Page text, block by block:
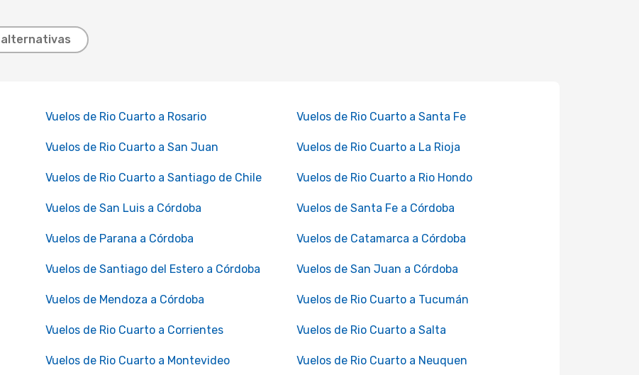
Vuelos de Rio Cuarto a Rosario Vuelos de Rio Cuarto a Santa Fe
Vuelos de Rio Cuarto a San Juan Vuelos de Rio Cuarto a La Rioja
Vuelos de Rio Cuarto a Santiago de Chile Vuelos de Rio Cuarto a Rio Hondo
Vuelos de San Luis a Córdoba Vuelos de Santa Fe a Córdoba
Vuelos de Parana a Córdoba Vuelos de Catamarca a Córdoba
Vuelos de Santiago del Estero a Córdoba Vuelos de San Juan a Córdoba
Vuelos de Mendoza a Córdoba Vuelos de Rio Cuarto a Tucumán
Vuelos de Rio Cuarto a Corrientes Vuelos de Rio Cuarto a Salta
Vuelos de Rio Cuarto a Montevideo Vuelos de Rio Cuarto a Neuquen